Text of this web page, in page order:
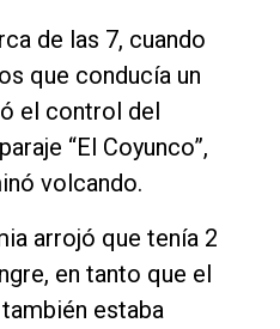
de las 7, cuando
que conducía un
el control del
“El Coyunco”,
volcando.
arrojó que tenía 2
en tanto que el
estaba